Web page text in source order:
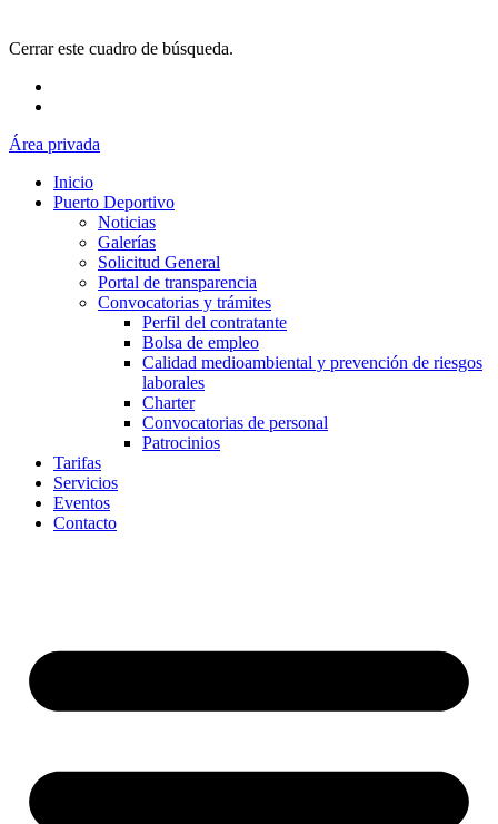
Cerrar este cuadro de búsqueda.
Área privada
Inicio
Puerto Deportivo
Noticias
Galerías
Solicitud General
Portal de transparencia
Convocatorias y trámites
Perfil del contratante
Bolsa de empleo
Calidad medioambiental y prevención de riesgos
laborales
Charter
Convocatorias de personal
Patrocinios
Tarifas
Servicios
Eventos
Contacto